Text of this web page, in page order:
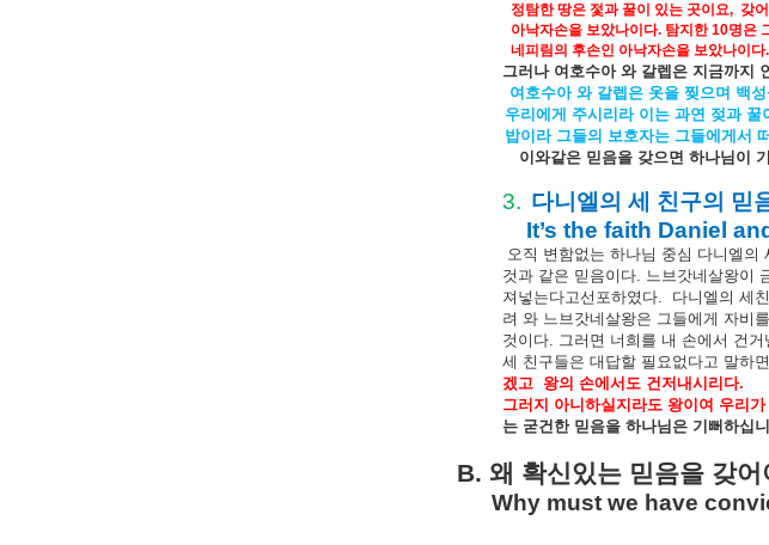
정탐한 땅은 젗과 꿀이 있는 곳이요, 갖
아낙자손을 보았나이다. 탐지한 10명은
네피림의 후손인 아낙자손을 보았나이다.
그러나 여호수아 와 갈렙은 지금까지
여호수아 와 갈렙은 옷을 찢으며 백
우리에게 주시리라 이는 과연 젖과 꿀
밥이라 그들의 보호자는 그들에게서
이와같은 믿음을 갖으면 하나님이
3. 다니엘의 세 친구의 믿
It’s the faith Daniel
오직 변함없는 하나님 중심 다니엘의
것과 같은 믿음이다. 느브갓네살왕이
져넣는다고선포하였다. 다니엘의 세
려 와 느브갓네살왕은 그들에게 자비를
것이다. 그러면 너희를 내 손에서 건거
세 친구들은 대답할 필요없다고 말하
겠고
왕의 손에서도 건저내시리다.
그러지 아니하실지라도 왕이여 우리가
는 굳건한 믿음을 하나님은 기뻐하십
B. 왜 확신있는 믿음을 갖어
Why must we have